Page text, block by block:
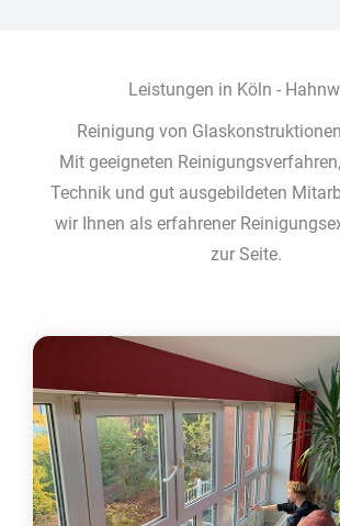
Leistungen in Köln -
Reinigung von
Mit geeigneten
Technik und gut ausgebildeten
wir Ihnen als erfahrener
zur Seite.